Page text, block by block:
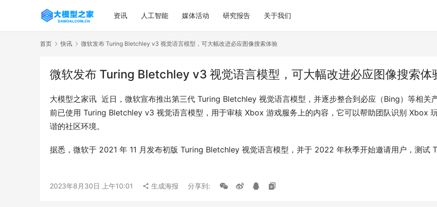
资讯 人工智能 媒体活动 研究报告 关于我们
首页 快讯 微软发布 Turing Bletchley v3 视觉语言模型，可大幅改进必应图像搜索体验
微软发布 Turing Bletchley v3 视觉语言模型，可大幅改进必应图像搜索体
大模型之家讯  近日，微软宣布推出第三代 Turing Bletchley 视觉语言模型，并逐步整合到必应（Bing）等相关
前已使用 Turing Bletchley v3 视觉语言模型，用于审核 Xbox 游戏服务上的内容，它可以帮助团队识别 Xbox
谐的社区环境。
据悉，微软于 2021 年 11 月发布初版 Turing Bletchley 视觉语言模型，并于 2022 年秋季开始邀请用户，测试
2023年8月30日 上午10:01 生成海报 分享到: